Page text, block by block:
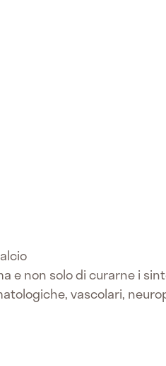
e non solo di curarne i
vascolari,